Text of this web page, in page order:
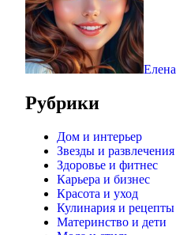
Елена
Рубрики
Дом и интерьер
Звезды и развлечения
Здоровье и фитнес
Карьера и бизнес
Красота и уход
Кулинария и рецепты
Материнство и дети